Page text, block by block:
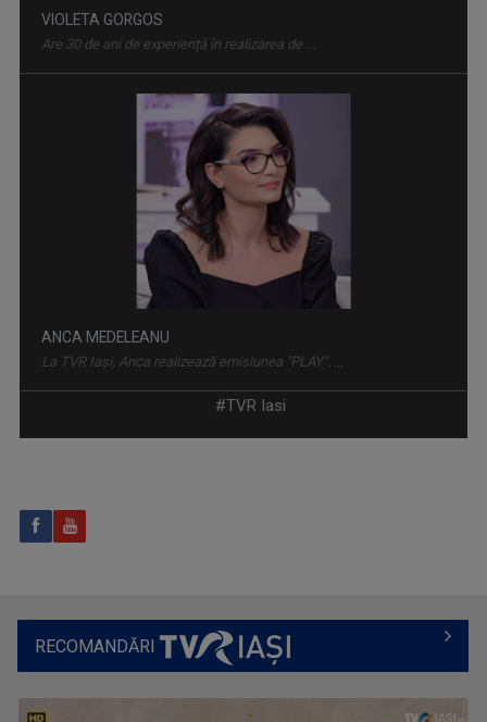
ÎNTÂLNIRI ADMIRABILE
Talk-show moderat de scriitorul și profesorul ...
Magazin de familie și divertisment
ANCA MEDELEANU
La TVR Iaşi, Anca realizează emisiunea "PLAY". ...
RALUCA AFTENE
Realizator de emisiuni şi prezentator la TVR ...
Pe 20 noiembrie 2006 Roxana Bratec împlinea 21 ...
#TVR Iasi
RECOMANDĂRI